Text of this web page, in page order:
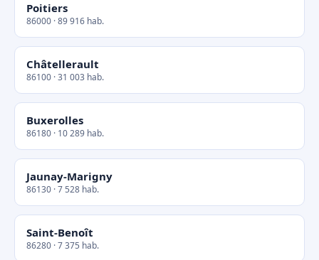
Poitiers
86000 · 89 916 hab.
Châtellerault
86100 · 31 003 hab.
Buxerolles
86180 · 10 289 hab.
Jaunay-Marigny
86130 · 7 528 hab.
Saint-Benoît
86280 · 7 375 hab.